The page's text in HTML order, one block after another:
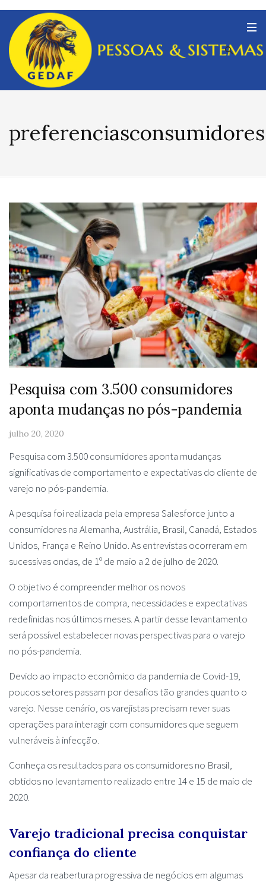
preferenciasconsumidores
Pesquisa com 3.500 consumidores
aponta mudanças no pós-pandemia
julho 20, 2020
Pesquisa com 3.500 consumidores aponta mudanças
significativas de comportamento e expectativas do cliente de
varejo no pós-pandemia.
A pesquisa foi realizada pela empresa Salesforce junto a
consumidores na Alemanha, Austrália, Brasil, Canadá, Estados
Unidos, França e Reino Unido. As entrevistas ocorreram em
sucessivas ondas, de 1º de maio a 2 de julho de 2020.
O objetivo é compreender melhor os novos
comportamentos de compra, necessidades e expectativas
redefinidas nos últimos meses. A partir desse levantamento
será possível estabelecer novas perspectivas para o varejo
no pós-pandemia.
Devido ao impacto econômico da pandemia de Covid-19,
poucos setores passam por desafios tão grandes quanto o
varejo. Nesse cenário, os varejistas precisam rever suas
operações para interagir com consumidores que seguem
vulneráveis à infecção.
Conheça os resultados para os consumidores no Brasil,
obtidos no levantamento realizado entre 14 e 15 de maio de
2020.
Varejo tradicional precisa conquistar
confiança do cliente
Apesar da reabertura progressiva de negócios em algumas